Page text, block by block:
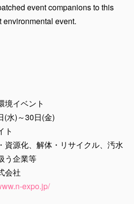
event companions to this
environmental event.
イベント
水)～30日(金)
源化、解体・リサイクル、汚水
う企業等
会社
expo.jp/